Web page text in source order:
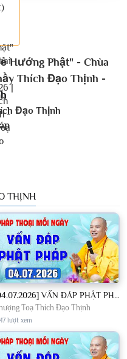
Hướng Phật" - Chùa
Thích Đạo Thịnh -
Đạo Thịnh
THỊNH
[04.07.2026] VẤN ĐÁP PHẬT PHÁP - Nghe Thầy giảng Pháp mỗi ngày CÔNG ĐỨC VÔ LƯỢNG│TT. Thích Đạo Thịnh
Toạ Thích Đạo Thịnh
17 lượt xem